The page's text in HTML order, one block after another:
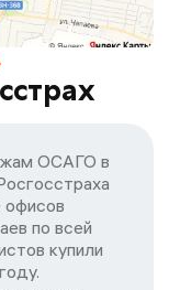
ОСАГО в
офисов
по всей
купили